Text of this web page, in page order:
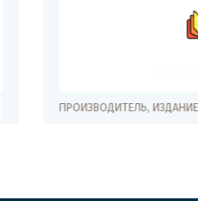
ПРОИЗВОДИТЕЛЬ, ИЗДАНИЕ КНИГ